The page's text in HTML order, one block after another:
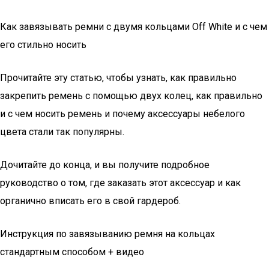
Как завязывать ремни с двумя кольцами Off White и с чем
его стильно носить
Прочитайте эту статью, чтобы узнать, как правильно
закрепить ремень с помощью двух колец, как правильно
и с чем носить ремень и почему аксессуары небелого
цвета стали так популярны.
Дочитайте до конца, и вы получите подробное
руководство о том, где заказать этот аксессуар и как
органично вписать его в свой гардероб.
Инструкция по завязыванию ремня на кольцах
стандартным способом + видео